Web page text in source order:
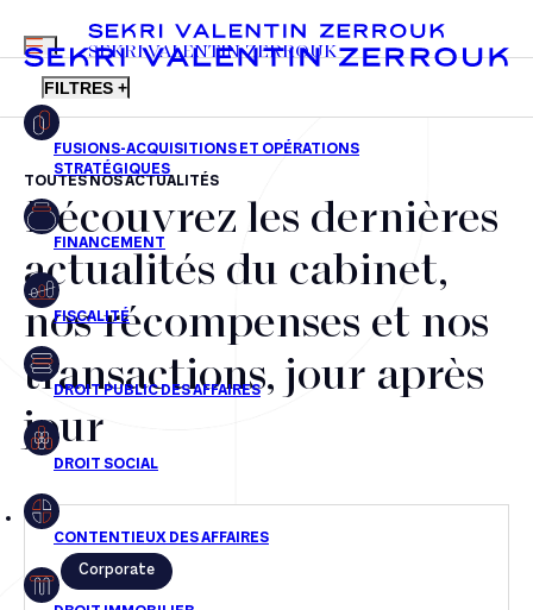
FR EN
MENU
SEKRI VALENTIN ZERROUK
FILTRES +
Fusions-acquisitions et opérations stratégiques
Financement
Fiscalité
Droit public des affaires
Droit social
Droit immobilier
Restructuring
TOUTES NOS ACTUALITÉS
Découvrez les dernières
actualités du cabinet,
nos récompenses et nos
transactions, jour après
jour
Corporate